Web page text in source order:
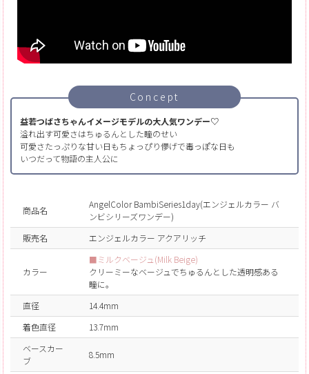
Concept
益若つばさちゃんイメージモデルの大人気ワンデー♡
溢れ出す可愛さはちゅるんとした瞳のせい
可愛さたっぷりな甘い日もちょっぴり儚げで毒っぽな日も
いつだって物語の主人公に
商品名
AngelColor BambiSeries1day(エンジェルカラー バ
ンビシリーズワンデー)
販売名
エンジェルカラー アクアリッチ
カラー
■ミルクベージュ(Milk Beige)
クリーミーなベージュでちゅるんとした透明感ある
瞳に。
直径
14.4mm
着色直径
13.7mm
ベースカー
ブ
8.5mm